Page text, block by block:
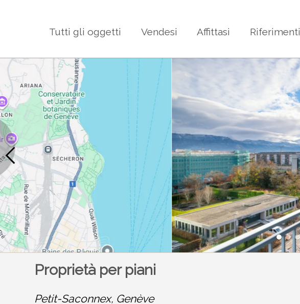
Tutti gli oggetti Vendesi Affittasi Riferimenti
Proprietà per piani
Petit-Saconnex, Genève